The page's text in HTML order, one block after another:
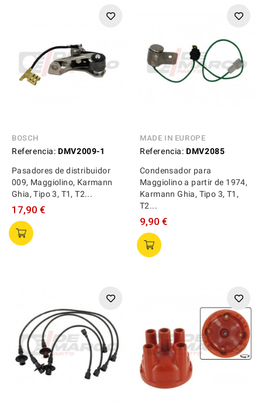
BOSCH
Referencia: DMV2009-1
Pasadores de distribuidor
009, Maggiolino, Karmann
Ghia, Tipo 3, T1, T2...
17,90 €
MADE IN EUROPE
Referencia: DMV2085
Condensador para
Maggiolino a partir de 1974,
Karmann Ghia, Tipo 3, T1,
T2...
9,90 €